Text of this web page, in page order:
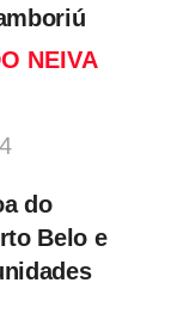
NEIVA
do
Belo e